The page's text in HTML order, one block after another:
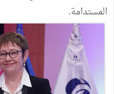
المستدامة.